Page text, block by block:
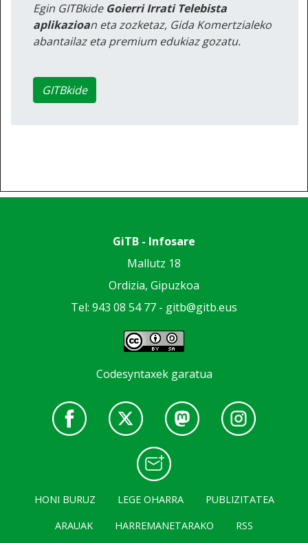
Egin GITBkide Goierri Irrati Telebista
aplikazioan eta zozketaz, Gida Komertzialeko
abantailaz eta premium edukiaz gozatu.
GITBkide
GiTB - Infosare
Mallutz 18
Ordizia, Gipuzkoa
Tel: 943 08 54 77 - gitb@gitb.eus
Codesyntaxek garatua
HONI BURUZ LEGE OHARRA
PUBLIZITATEA
ARAUAK
HARREMANETARAKO RSS